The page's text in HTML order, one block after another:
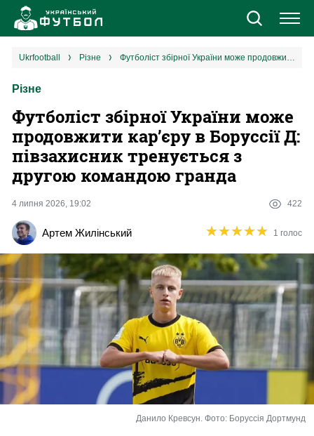
Новини
Єврокубки
УПЛ
Різне
Букмекери
Казино
ukrfootball різне Футболіст збірної України може продовжити кар’єру в Боруссії Д: півзахисник тренується з другою командою гранда
Різне
Футболіст збірної України може
продовжити кар’єру в Боруссії Д:
півзахисник тренується з
другою командою гранда
4 липня 2026, 19:02 422
Артем Жилінський ★★★★★
★★★★★ 1 голос
Данило Кревсун. Фото: Боруссія Дортмунд